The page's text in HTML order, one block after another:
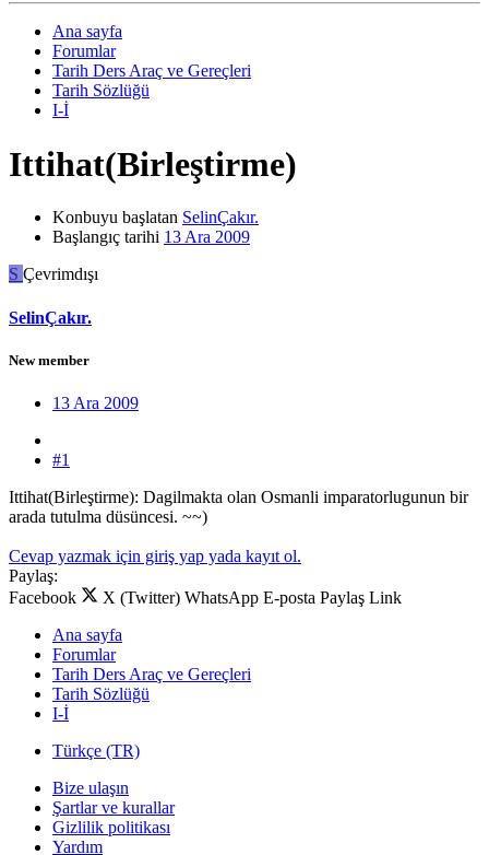
Ana sayfa
Forumlar
Tarih Ders Araç ve Gereçleri
Tarih Sözlüğü
I-İ
Ittihat(Birleştirme)
Konbuyu başlatan SelinÇakır.
Başlangıç tarihi 13 Ara 2009
S Çevrimdışı
SelinÇakır.
New member
13 Ara 2009
#1
Ittihat(Birleştirme): Dagilmakta olan Osmanli imparatorlugunun bir
arada tutulma düsüncesi. ~~)
Cevap yazmak için giriş yap yada kayıt ol.
Paylaş:
Facebook
X (Twitter) WhatsApp E-posta Paylaş Link
Ana sayfa
Forumlar
Tarih Ders Araç ve Gereçleri
Tarih Sözlüğü
I-İ
Türkçe (TR)
Bize ulaşın
Şartlar ve kurallar
Gizlilik politikası
Yardım